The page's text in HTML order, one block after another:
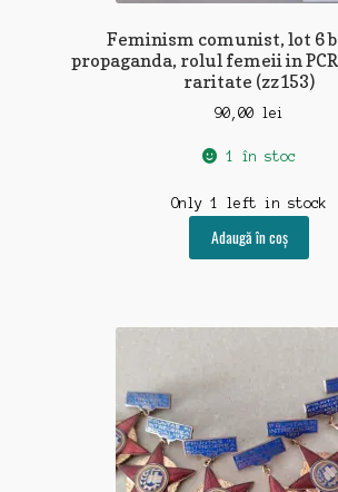
decoratiuni-mobilier
educatie-rechizite-manuale
jucarii-jocuri-machete
insigne-decoratii-steaguri
Feminism comunist, lot 6
propaganda, rolul femeii in
raritate (zz153)
90,00 lei
1 în stoc
Only 1 left in stock
Adaugă în coș